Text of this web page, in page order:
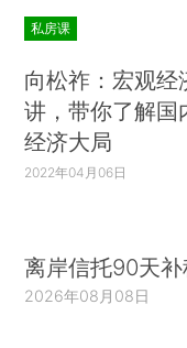
私房课
向松祚：宏观经
讲，带你了解国
经济大局
2022年04月06日
离岸信托90天
2026年08月08日